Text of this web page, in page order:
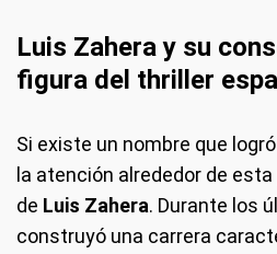
Luis Zahera y su
figura del thriller
Si existe un nombre que
la atención alrededor de
de Luis Zahera. Durante los
construyó una carrera